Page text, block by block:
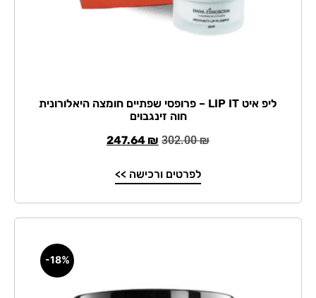
ליפ איט LIP IT – פרופסי שפתיים חומצה היאלורונית
חוה זינגבוים
302.00₪
247.64 ₪
לפרטים ורכישה >>
-18%